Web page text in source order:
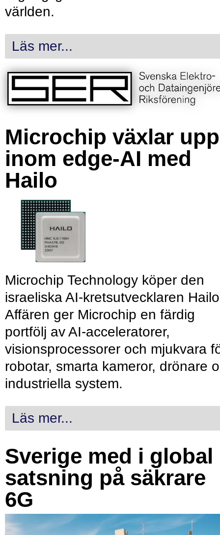
världen.
Läs mer...
Microchip växlar upp
inom edge-AI med
Hailo
Microchip Technology köper den
israeliska AI-kretsutvecklaren
Affären ger Microchip en färdig
portfölj av AI-acceleratorer,
visionsprocessorer och mjukvara
robotar, smarta kameror, drönare
industriella system.
Läs mer...
Sverige med i global
satsning på säkrare
6G